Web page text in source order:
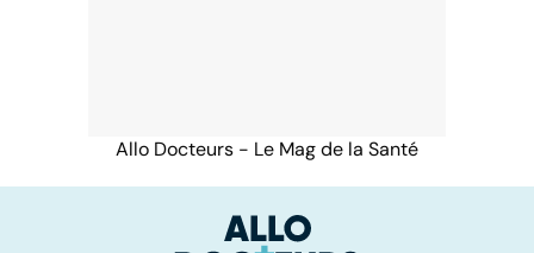
Allo Docteurs - Le Mag de la Santé